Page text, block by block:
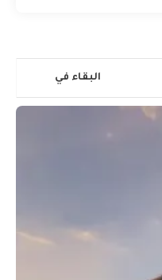
البقاء في